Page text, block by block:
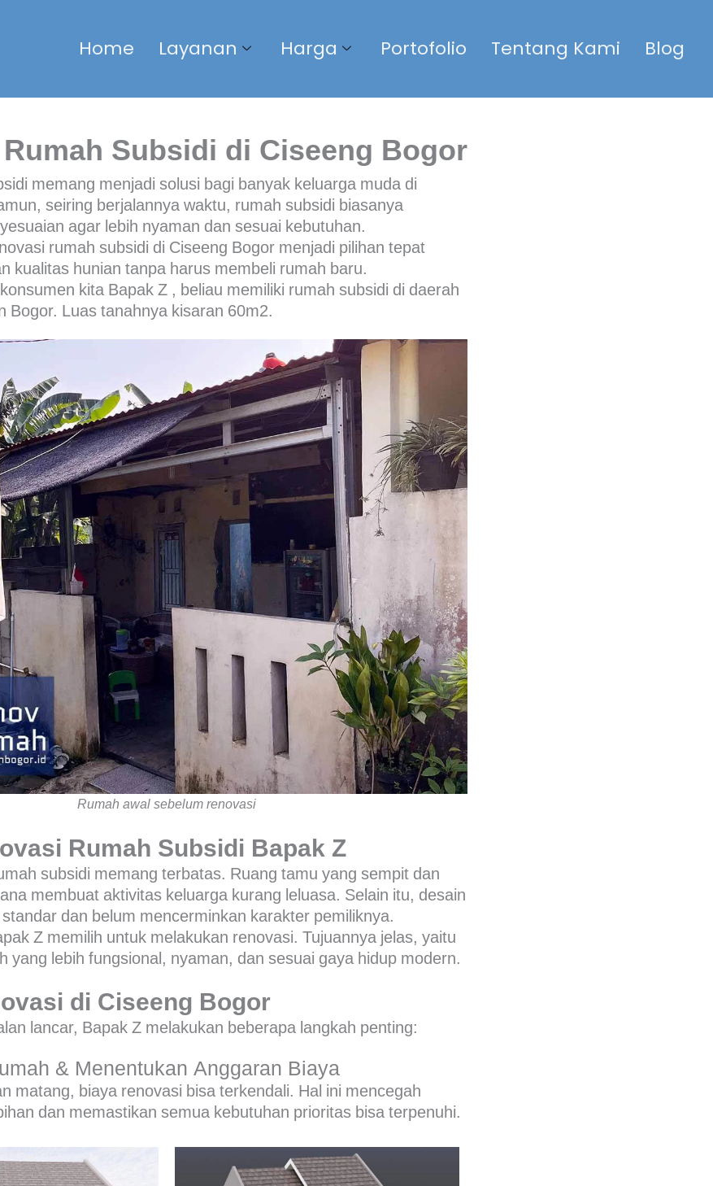
Home Layanan Harga Portofolio Tentang Kami Blog
Subsidi di Ciseeng Bogor
memang menjadi solusi bagi banyak keluarga muda di
seiring berjalannya waktu, rumah subsidi biasanya
agar lebih nyaman dan sesuai kebutuhan.
rumah subsidi di Ciseeng Bogor menjadi pilihan tepat
kualitas hunian tanpa harus membeli rumah baru.
kita Bapak Z , beliau memiliki rumah subsidi di daerah
Bogor. Luas tanahnya kisaran 60m2.
Rumah awal sebelum renovasi
Rumah Subsidi Bapak Z
subsidi memang terbatas. Ruang tamu yang sempit dan
membuat aktivitas keluarga kurang leluasa. Selain itu, desain
dan belum mencerminkan karakter pemiliknya.
Z memilih untuk melakukan renovasi. Tujuannya jelas, yaitu
yang lebih fungsional, nyaman, dan sesuai gaya hidup modern.
di Ciseeng Bogor
lancar, Bapak Z melakukan beberapa langkah penting:
& Menentukan Anggaran Biaya
matang, biaya renovasi bisa terkendali. Hal ini mencegah
dan memastikan semua kebutuhan prioritas bisa terpenuhi.